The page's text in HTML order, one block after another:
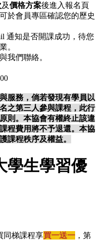
及價格方案後進入報名頁
於會員專區確認您的歷史
通知是否開課成功，待您
。
我們聯絡。
服務，倘若發現有學員以
之第三人參與課程，此行
則。本協會有權終止該違
程費用將不予退還。本協
課程秩序及權益。
學生學習優
同梯課程享買一送一 ，第